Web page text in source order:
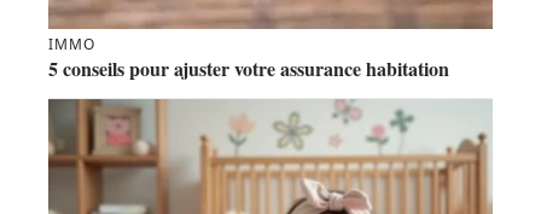
IMMO
5 conseils pour ajuster votre assurance habitation